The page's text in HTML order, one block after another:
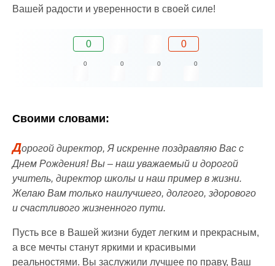
Вашей радости и уверенности в своей силе!
0 0
0 0 0 0
Своими словами:
Дорогой директор, Я искренне поздравляю Вас с
Днем Рождения! Вы – наш уважаемый и дорогой
учитель, директор школы и наш пример в жизни.
Желаю Вам только наилучшего, долгого, здорового
и счастливого жизненного пути.
Пусть все в Вашей жизни будет легким и прекрасным,
а все мечты станут яркими и красивыми
реальностями. Вы заслужили лучшее по праву, Ваш